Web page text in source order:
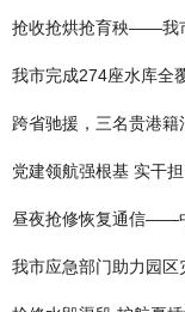
抢收抢烘抢育秧——我
我市完成274座水库全
跨省驰援，三名贵港籍
党建领航强根基 实干
昼夜抢修恢复通信——
我市应急部门助力园区